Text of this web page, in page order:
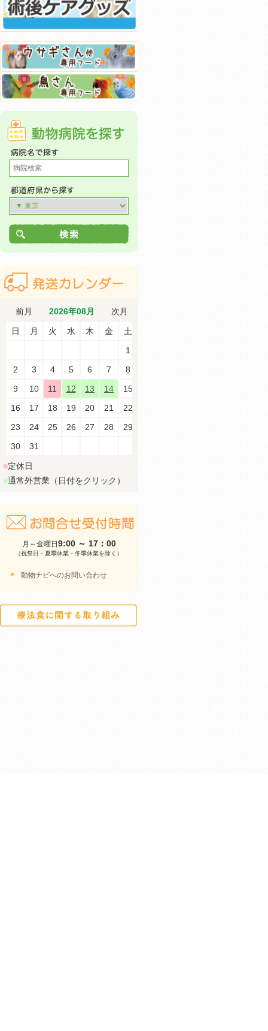
前月 次月
2026年08月
日 月 火 水 木 金
土
1
2
3 4 5 6 7
8
9
10 11 12 13 14
15
16
17 18 19 20 21
22
23
24 25 26 27 28
29
30
31
■定休日
■通常外営業（日付をクリック）
月～金曜日 9:00 ～ 17：00
（祝祭日・夏季休業・冬季休業を除く）
動物ナビへのお問い合わせ